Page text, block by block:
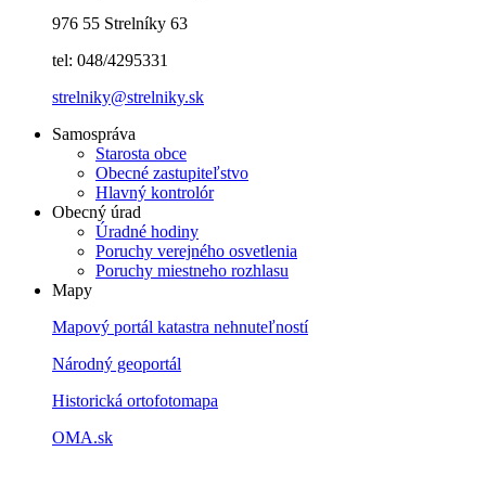
976 55 Strelníky 63
tel: 048/4295331
strelniky@strelniky.sk
Samospráva
Starosta obce
Obecné zastupiteľstvo
Hlavný kontrolór
Obecný úrad
Úradné hodiny
Poruchy verejného osvetlenia
Poruchy miestneho rozhlasu
Mapy
Mapový portál katastra nehnuteľností
Národný geoportál
Historická ortofotomapa
OMA.sk